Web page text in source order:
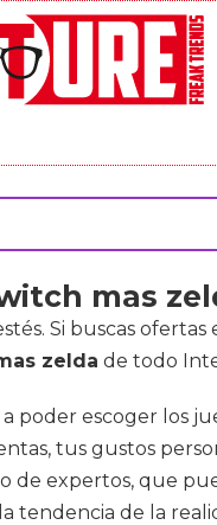
mas
Si buscas ofertas
zelda de todo
a poder escoger los
tus gustos
expertos, que
tendencia de la